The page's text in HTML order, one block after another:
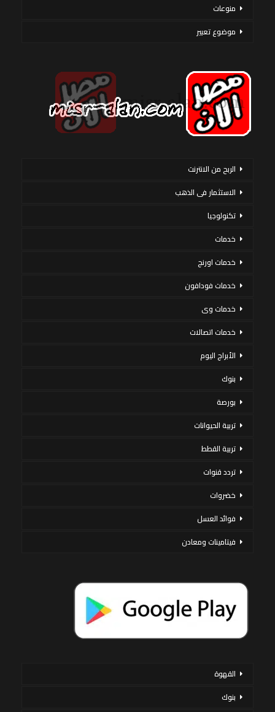
منوعات
موضوع تعبير
الربح من الانترنت
الاستثمار فى الذهب
تكنولوجيا
خدمات
خدمات اورنج
خدمات فودافون
خدمات وى
خدمات اتصالات
الأبراج اليوم
بنوك
بورصة
تربية الحيوانات
تربية القطط
تردد قنوات
خضروات
فوائد العسل
فيتامينات ومعادن
القهوة
بنوك